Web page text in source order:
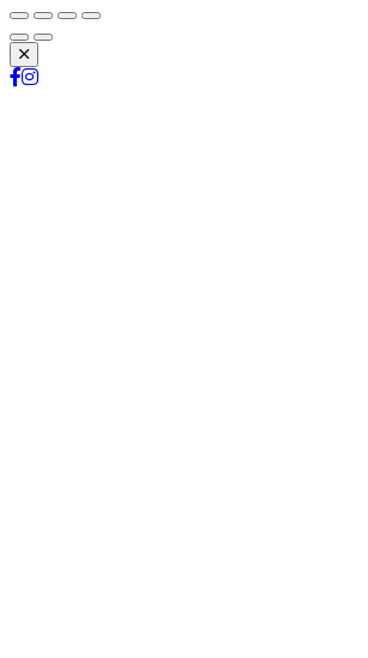
Schließen